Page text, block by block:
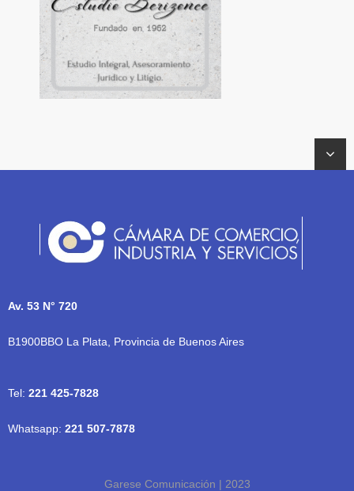
Av. 53 N° 720
B1900BBO La Plata, Provincia de Buenos Aires
Tel: 221 425-7828
Whatsapp: 221 507-7878
Garese Comunicación | 2023